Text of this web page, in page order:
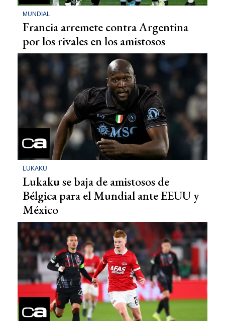
MUNDIAL
Francia arremete contra Argentina
por los rivales en los amistosos
LUKAKU
Lukaku se baja de amistosos de
Bélgica para el Mundial ante EEUU y
México